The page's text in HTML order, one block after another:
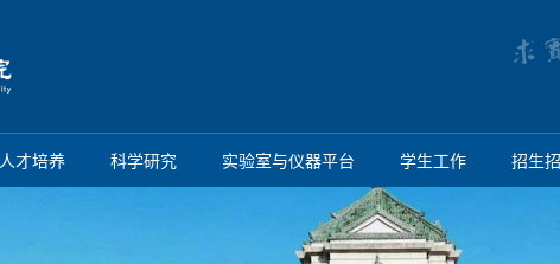
人才培养 科学研究 实验室与仪器平台 学生工作 招生